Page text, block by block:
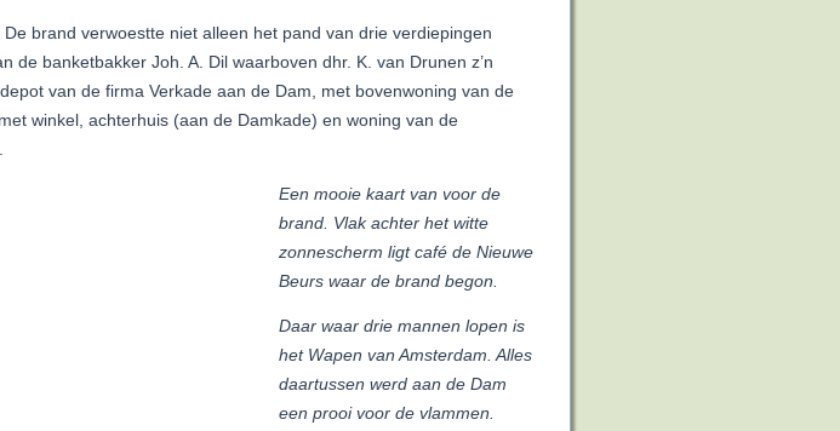
brand verwoestte niet alleen het pand van drie verdiepingen
banketbakker Joh. A. Dil waarboven dhr. K. van Drunen z’n
van de firma Verkade aan de Dam, met bovenwoning van de
winkel, achterhuis (aan de Damkade) en woning van de
Een mooie kaart van voor de
brand. Vlak achter het witte
zonnescherm ligt café de Nieuwe
Beurs waar de brand begon.
Daar waar drie mannen lopen is
het Wapen van Amsterdam. Alles
daartussen werd aan de Dam
een prooi voor de vlammen.